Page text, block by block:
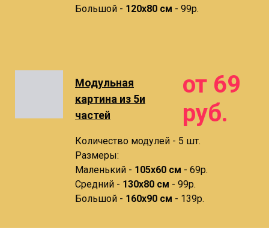
Большой - 120х80 см - 99р.
Модульная
картина из 5и
частей
от 69
руб.
Количество модулей - 5 шт.
Размеры:
Маленький - 105х60 см - 69р.
Средний - 130х80 см - 99р.
Большой - 160х90 см - 139р.